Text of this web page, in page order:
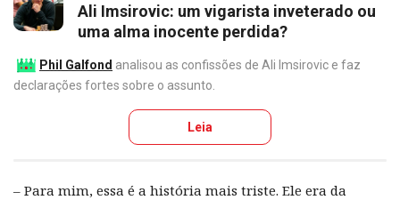
Ali Imsirovic: um vigarista inveterado ou
uma alma inocente perdida?
Phil Galfond analisou as confissões de Ali Imsirovic e faz
declarações fortes sobre o assunto.
Leia
– Para mim, essa é a história mais triste. Ele era da